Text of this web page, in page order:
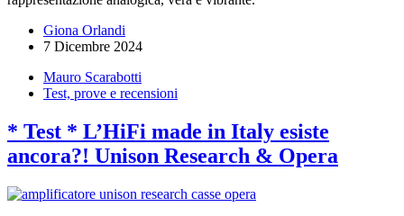
Giona Orlandi
7 Dicembre 2024
Mauro Scarabotti
Test, prove e recensioni
* Test * L’HiFi made in Italy esiste
ancora?! Unison Research & Opera